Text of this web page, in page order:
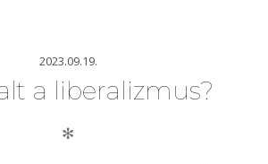
2023.09.19.
a liberalizmus?
✻